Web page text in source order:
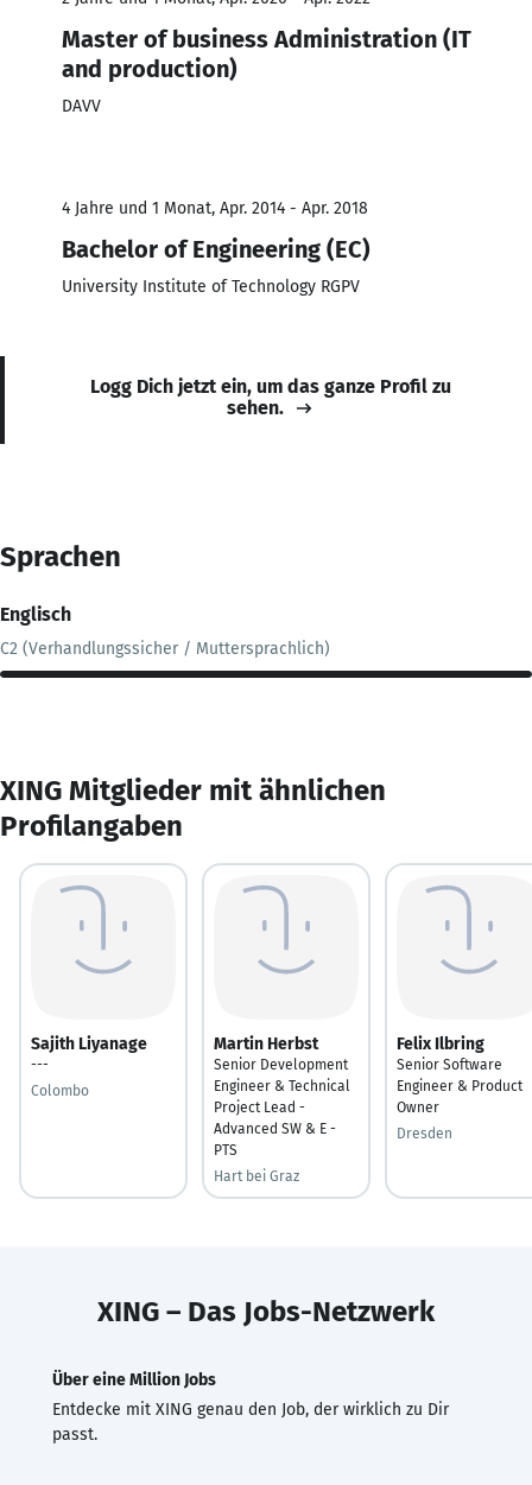
Master of business Administration (IT
and production)
DAVV
4 Jahre und 1 Monat, Apr. 2014 - Apr. 2018
Bachelor of Engineering (EC)
University Institute of Technology RGPV
Logg Dich jetzt ein, um das ganze Profil zu
sehen.
Sprachen
Englisch
C2 (Verhandlungssicher / Muttersprachlich)
XING Mitglieder mit ähnlichen
Profilangaben
Sajith Liyanage
---
Colombo
Martin Herbst
Senior Development
Engineer & Technical
Project Lead -
Advanced SW & E -
PTS
Hart bei Graz
Felix Ilbring
Senior Software
Engineer & Product
Owner
Dresden
XING – Das Jobs-Netzwerk
Über eine Million Jobs
Entdecke mit XING genau den Job, der wirklich zu Dir
passt.